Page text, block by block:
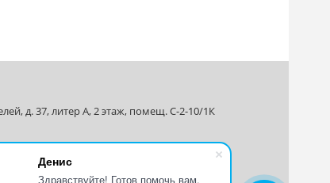
Денис
Здравствуйте! Готов помочь вам.
д. 37, литер А, 2 этаж, помещ. С-2-10/1К